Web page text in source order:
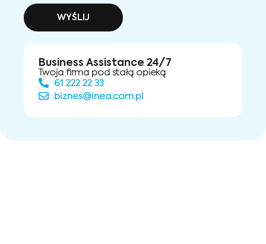
WYŚLIJ
Business Assistance 24/7
Twoja firma pod stałą opieką
61 222 22 33
biznes@inea.com.pl